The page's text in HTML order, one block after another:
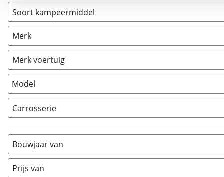
Soort kampeermiddel
Camper (4)
Caravan
Vouwwagen
Merk
Merk voertuig
Model
Carrosserie
Alkoof (0)
Busmodel
Caravan (0)
Half-integraal
Bouwjaar van
Prijs van